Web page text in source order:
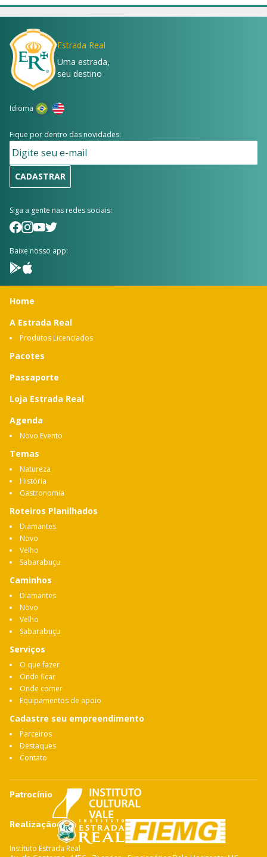
Estrada Real
Uma estrada,
seu destino
Idioma
Fique por dentro das novidades:
CADASTRAR
Siga a gente nas redes sociais:
Baixe nosso app:
Home
A Estrada Real
Produtos Licenciados
Pacotes
Passaporte
Loja Estrada Real
Agenda
Novo Evento
Temas
Natureza
História
Gastronomia
Roteiros Planilhados
Diamantes
Novo
Velho
Sabarabuçu
Caminhos
Diamantes
Novo
Velho
Sabarabuçu
Serviços
O que fazer
Onde ficar
Onde comer
Equipamentos de apoio
Cadastre seu empreendimento
Parceiros
Destaques
Contato
Patrocínio
Realização
Instituto Estrada Real